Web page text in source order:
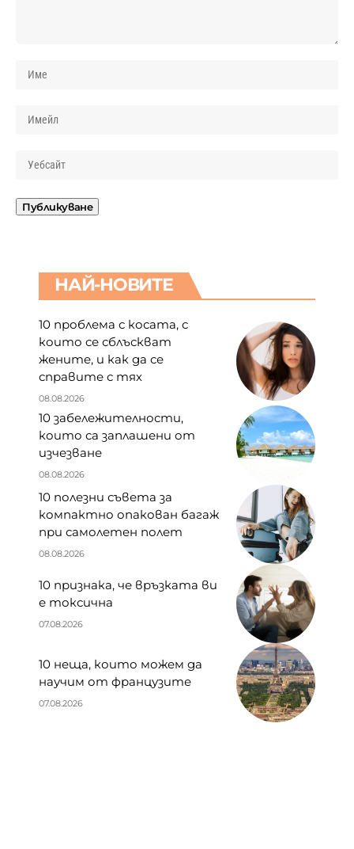
НАЙ-НОВИТЕ
10 проблема с косата, с
които се сблъскват
жените, и как да се
справите с тях
08.08.2026
10 забележителности,
които са заплашени от
изчезване
08.08.2026
10 полезни съвета за
компактно опакован багаж
при самолетен полет
08.08.2026
10 признака, че връзката ви
е токсична
07.08.2026
10 неща, които можем да
научим от французите
07.08.2026